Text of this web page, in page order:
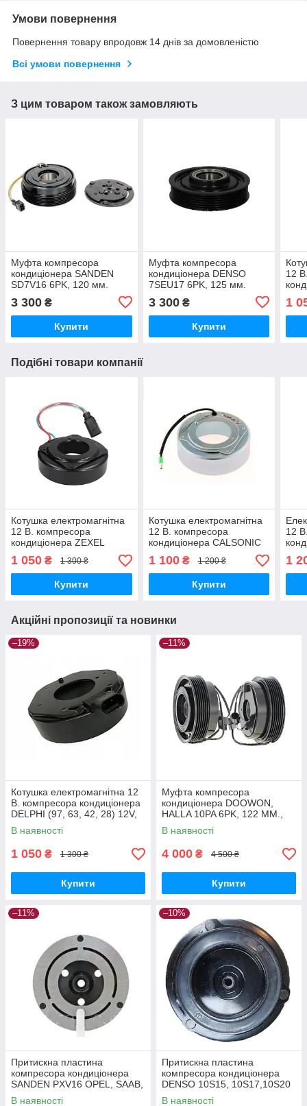
Умови повернення
Повернення товару впродовж 14 днів за домовленістю
Всі умови повернення
З цим товаром також замовляють
Муфта компресора
кондиціонера SANDEN
SD7V16 6PK, 120 мм.
зборі) AUDI, FORD, SEAT,
SKODA
3 300 ₴
Купити
Муфта компресора
кондиціонера DENSO
7SEU17 6PK, 125 мм.
AUDI, SEAT, SKODA,
VOLKSWAGEN
3 300₴
Купити
12
1
Подібні товари компанії
Котушка електромагнітна
12 В. компресора
кондиціонера ZEXEL
DCW17D (105, 65, 45, 30)
12V, AUDI KTT030096
1 050 ₴ 1 300 ₴
Купити
Котушка електромагнітна
12 В. компресора
кондиціонера CALSONIC
CSE717 (96, 64, 45, 32)
12V, BMW
1 100₴ 1 200 ₴
Купити
12
1
Акційні пропозиції та новинки
–19%
Котушка електромагнітна 12
В. компресора кондиціонера
DELPHI (97, 63, 42, 28) 12V,
RENAULT 253704
В наявності
1 050 ₴ 1 300 ₴
Купити
–11%
Муфта компресора
кондиціонера DOOWON,
HALLA 10PA 6PK, 122 MM.,
12V KIA (У зборі)
В наявності
4 000 ₴ 4 500 ₴
Купити
–11%
Притискна пластина
компресора кондиціонера
SANDEN PXV16 OPEL, SAAB,
LAND ROVER
В наявності
–10%
Притискна пластина
компресора кондиціонера
DENSO 10S15, 10S17,10S20
MERCEDES BENZ
В наявності